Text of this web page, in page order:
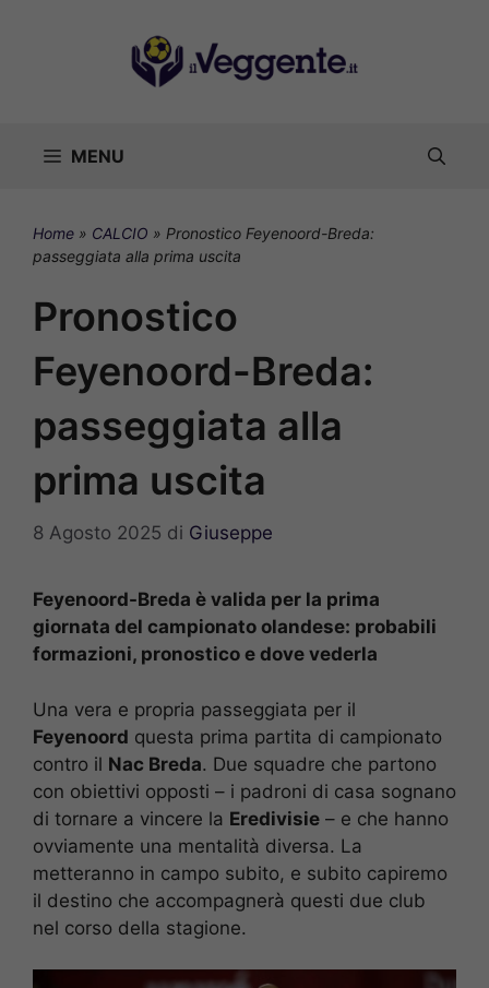
MENU
Home » CALCIO » Pronostico Feyenoord-Breda:
passeggiata alla prima uscita
Pronostico
Feyenoord-Breda:
passeggiata alla
prima uscita
8 Agosto 2025 di Giuseppe
Feyenoord-Breda è valida per la prima
giornata del campionato olandese: probabili
formazioni, pronostico e dove vederla
Una vera e propria passeggiata per il
Feyenoord questa prima partita di campionato
contro il Nac Breda. Due squadre che partono
con obiettivi opposti – i padroni di casa sognano
di tornare a vincere la Eredivisie – e che hanno
ovviamente una mentalità diversa. La
metteranno in campo subito, e subito capiremo
il destino che accompagnerà questi due club
nel corso della stagione.